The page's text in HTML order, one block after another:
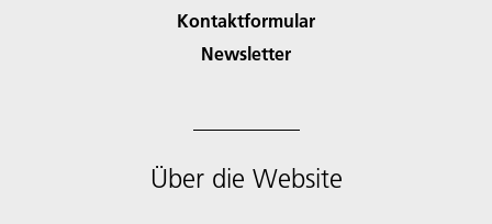
Kontaktformular
Newsletter
Über die Website